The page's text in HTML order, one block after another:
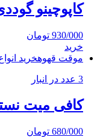
کاپوچینو
930/000 تومان
خرید
موقت قهوهخرید
3 عدد در انبار
کافی میت نستله 400
680/000 تومان